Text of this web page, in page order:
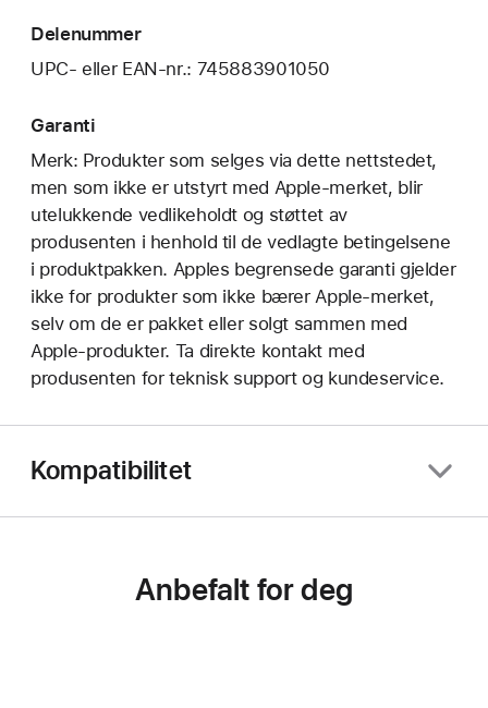
Delenummer
UPC- eller EAN-nr.: 745883901050
Garanti
Merk: Produkter som selges via dette nettstedet,
men som ikke er utstyrt med Apple-merket, blir
utelukkende vedlikeholdt og støttet av
produsenten i henhold til de vedlagte betingelsene
i produktpakken. Apples begrensede garanti gjelder
ikke for produkter som ikke bærer Apple-merket,
selv om de er pakket eller solgt sammen med
Apple-produkter. Ta direkte kontakt med
produsenten for teknisk support og kundeservice.
Kompatibilitet
Anbefalt for deg